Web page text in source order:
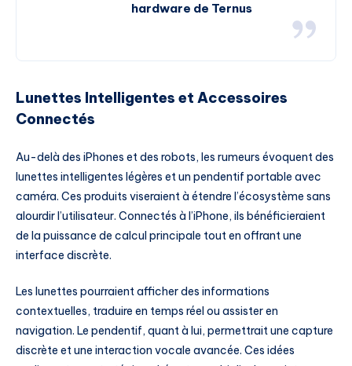
hardware de Ternus
Lunettes Intelligentes et Accessoires
Connectés
Au-delà des iPhones et des robots, les rumeurs évoquent des
lunettes intelligentes légères et un pendentif portable avec
caméra. Ces produits viseraient à étendre l’écosystème sans
alourdir l’utilisateur. Connectés à l’iPhone, ils bénéficieraient
de la puissance de calcul principale tout en offrant une
interface discrète.
Les lunettes pourraient afficher des informations
contextuelles, traduire en temps réel ou assister en
navigation. Le pendentif, quant à lui, permettrait une capture
discrète et une interaction vocale avancée. Ces idées